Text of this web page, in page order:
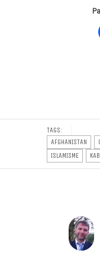
TAGS:
AFGHANISTAN
ISLAMISME